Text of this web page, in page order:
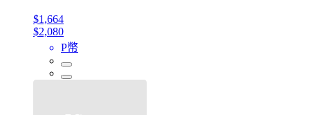
$1,664
$2,080
P幣